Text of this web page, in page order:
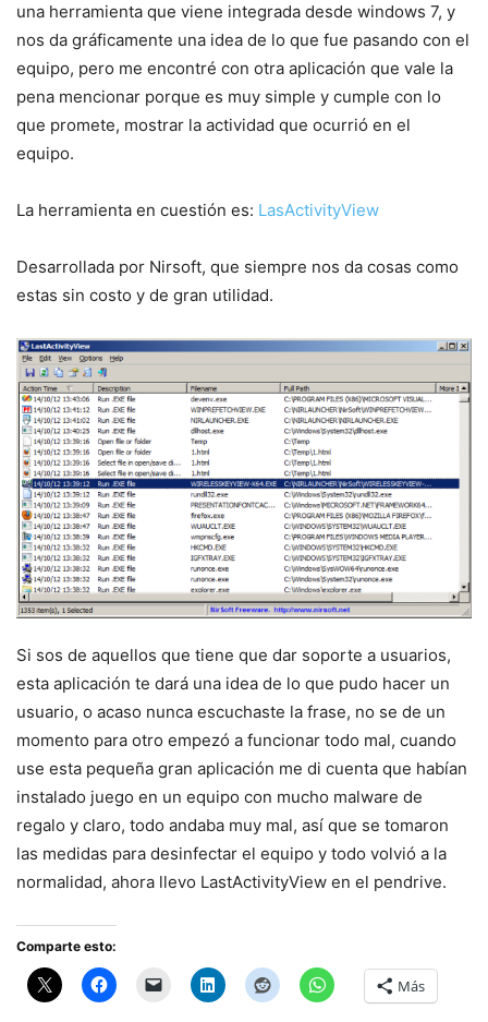
una herramienta que viene integrada desde windows 7, y
nos da gráficamente una idea de lo que fue pasando con el
equipo, pero me encontré con otra aplicación que vale la
pena mencionar porque es muy simple y cumple con lo
que promete, mostrar la actividad que ocurrió en el
equipo.
La herramienta en cuestión es: LasActivityView
Desarrollada por Nirsoft, que siempre nos da cosas como
estas sin costo y de gran utilidad.
Si sos de aquellos que tiene que dar soporte a usuarios,
esta aplicación te dará una idea de lo que pudo hacer un
usuario, o acaso nunca escuchaste la frase, no se de un
momento para otro empezó a funcionar todo mal, cuando
use esta pequeña gran aplicación me di cuenta que habían
instalado juego en un equipo con mucho malware de
regalo y claro, todo andaba muy mal, así que se tomaron
las medidas para desinfectar el equipo y todo volvió a la
normalidad, ahora llevo LastActivityView en el pendrive.
Comparte esto:
Más